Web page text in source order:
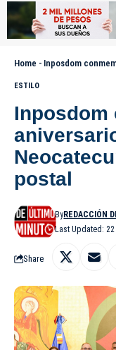
Home - Inposdom conmemora
ESTILO
Inposdom
postal
Last Updated: 22
ByREDACCIÓN
Share